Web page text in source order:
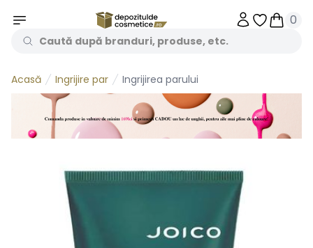
Obiecte
0
Acasă Ingrijire par Ingrijirea parului